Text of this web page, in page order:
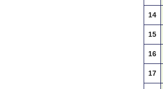
14
15
16
17